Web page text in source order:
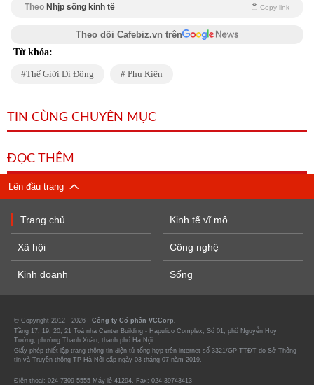
Theo Nhịp sống kinh tế Copy link
Theo dõi Cafebiz.vn trên
Từ khóa:
Thế Giới Di Động Phụ Kiện
TIN CÙNG CHUYÊN MỤC
ĐỌC THÊM
Lên đầu trang
Trang chủ
Xã hội
Kinh doanh
Kinh tế vĩ mô
Công nghệ
Sống
© Copyright 2012 - 2026 - Công ty Cổ phần VCCorp.
Tầng 17, 19, 20, 21 Toà nhà Center Building - Hapulico Complex, Số 01, phố Nguyễn Huy
Tưởng, phường Thanh Xuân, thành phố Hà Nội
Giấy phép thiết lập trang thông tin điện tử tổng hợp trên internet số 3321/GP-TTĐT do Sở Thông
tin và Truyền thông TP Hà Nội cấp ngày 03 tháng 07 năm 2019.
Điện thoại: 024 7309 5555 Máy lẻ 41294. Fax: 024-39743413